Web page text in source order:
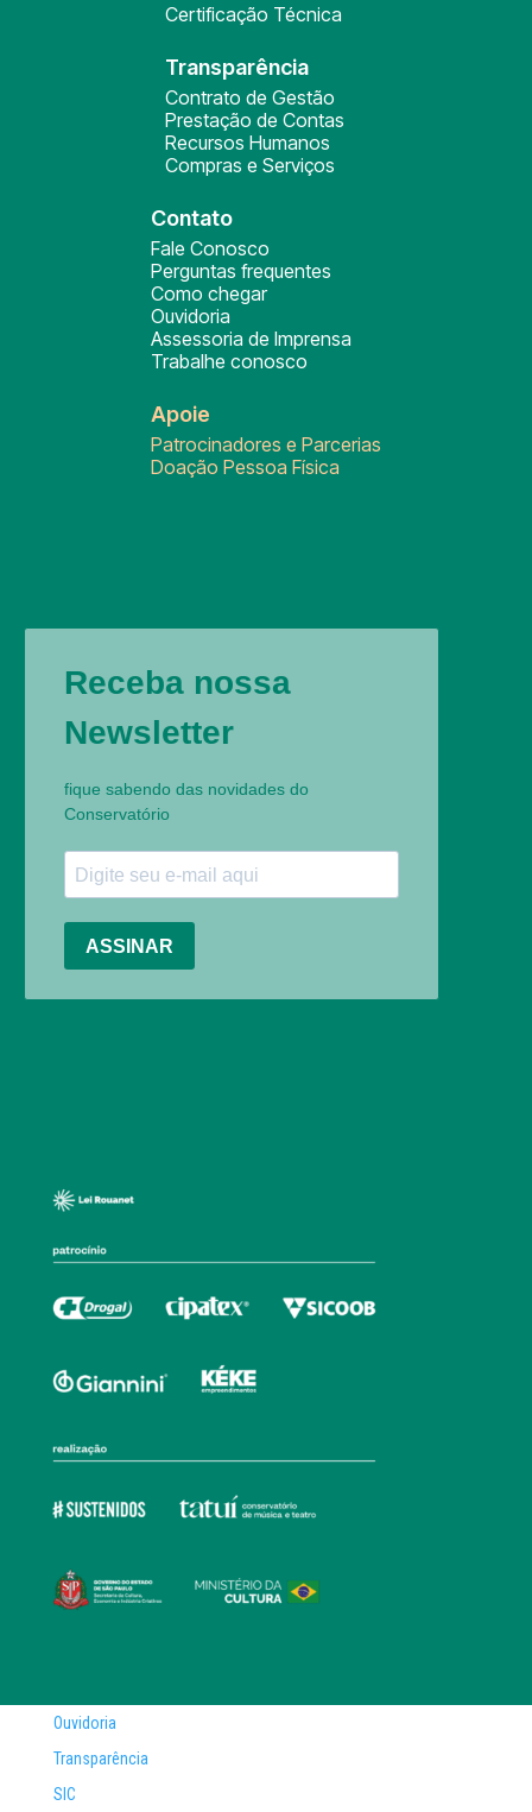
Certificação Técnica
Transparência
Contrato de Gestão
Prestação de Contas
Recursos Humanos
Compras e Serviços
Contato
Fale Conosco
Perguntas frequentes
Como chegar
Ouvidoria
Assessoria de Imprensa
Trabalhe conosco
Apoie
Patrocinadores e Parcerias
Doação Pessoa Física
Ouvidoria
Transparência
SIC